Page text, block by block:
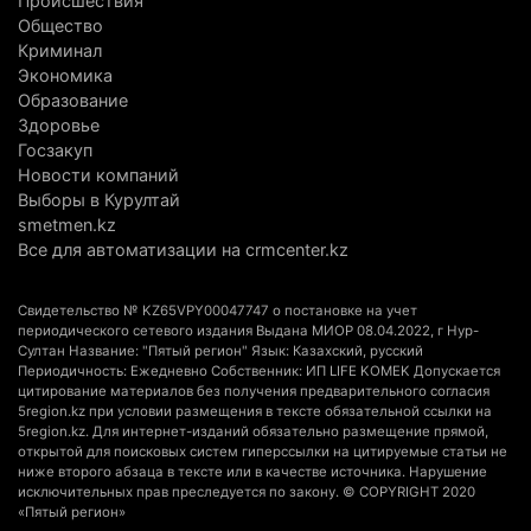
сборы в Алматинскую область
6 августа 2026 г. 12:12
Первый раз с ИИ в первый класс: казахстанских
первоклассников начнут учить искусственному
интеллекту
6 августа 2026 г. 10:47
Казахстанцы назвали доход, при котором не
считают себя бедными
Пожар в Аксайском ущелье под Алматы
полностью ликвидирован спустя три дня
6 августа 2026 г. 08:51 256
Минэкологии опровергло фото тигра возле села
в Алматинской области
5 августа 2026 г. 17:06
Общество
Криминал
Экономика
Образование
Здоровье
Госзакуп
Новости компаний
Выборы в Курултай
smetmen.kz
Все для автоматизации на crmcenter.kz
Свидетельство № KZ65VPY00047747 о постановке на учет
периодического сетевого издания Выдана МИОР 08.04.2022, г Нур-
Султан Название: "Пятый регион" Язык: Казахский, русский
Периодичность: Ежедневно Собственник: ИП LIFE KOMEK Допускается
цитирование материалов без получения предварительного согласия
5region.kz при условии размещения в тексте обязательной ссылки на
5region.kz. Для интернет-изданий обязательно размещение прямой,
открытой для поисковых систем гиперссылки на цитируемые статьи не
ниже второго абзаца в тексте или в качестве источника. Нарушение
исключительных прав преследуется по закону. © COPYRIGHT 2020
«Пятый регион»